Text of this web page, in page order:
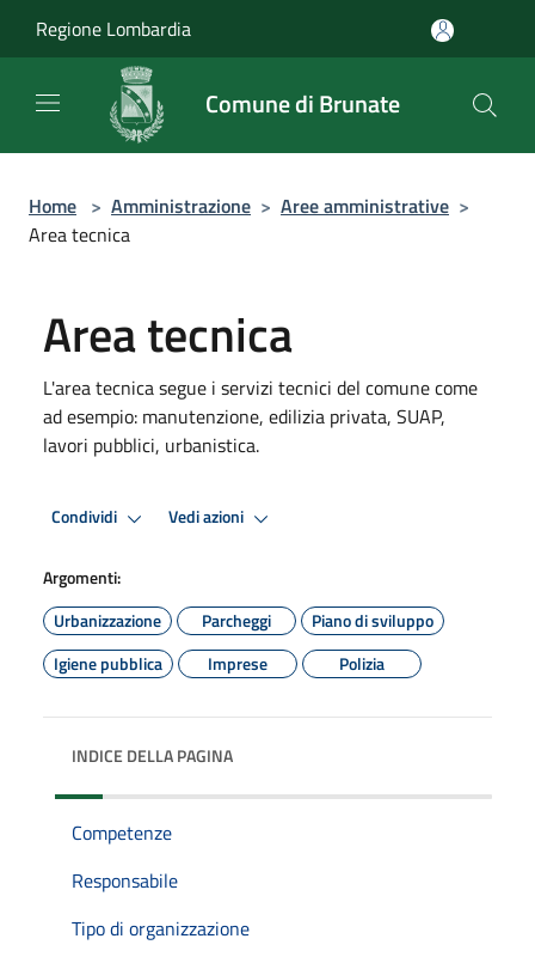
Regione Lombardia
Comune di Brunate
Home > Amministrazione > Aree amministrative >
Area tecnica
Area tecnica
L'area tecnica segue i servizi tecnici del comune come
ad esempio: manutenzione, edilizia privata, SUAP,
lavori pubblici, urbanistica.
Condividi Vedi azioni
Argomenti:
Urbanizzazione
Parcheggi
Piano di sviluppo
Igiene pubblica
Imprese Polizia
INDICE DELLA PAGINA
Competenze
Responsabile
Tipo di organizzazione